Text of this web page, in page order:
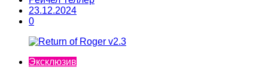
23.12.2024
0
Эксклюзив